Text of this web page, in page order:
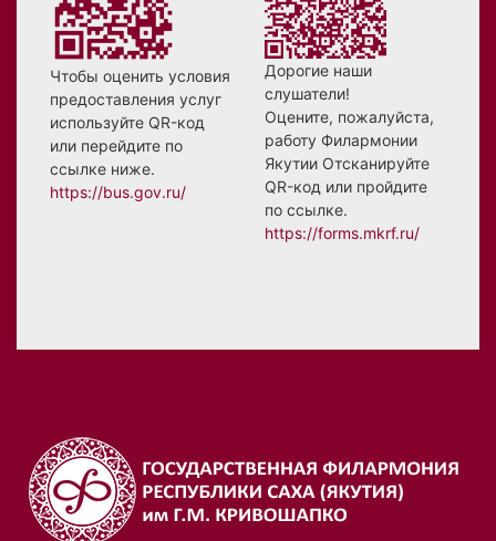
Чтобы оценить условия
предоставления услуг
используйте QR-код
или перейдите по
ссылке ниже.
https://bus.gov.ru/
Дорогие наши
слушатели!
Оцените, пожалуйста,
работу Филармонии
Якутии Отсканируйте
QR-код или пройдите
по ссылке.
https://forms.mkrf.ru/